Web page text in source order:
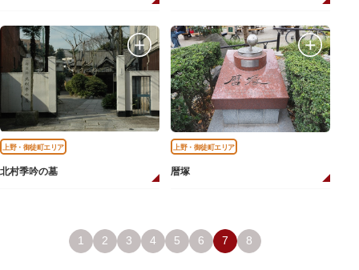
上野・御徒町エリア
北村季吟の墓
上野・御徒町エリア
暦塚
1 2 3 4 5 6 7 8